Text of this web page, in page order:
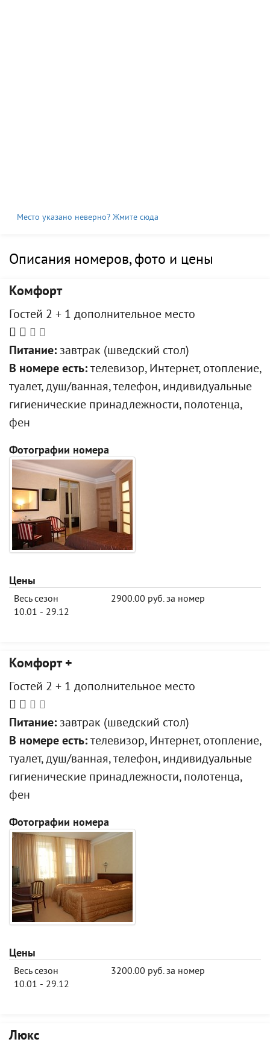
Место указано неверно? Жмите сюда
Описания номеров, фото и цены
Комфорт
Гостей 2 + 1 дополнительное место
Питание: завтрак (шведский стол)
В номере есть: телевизор, Интернет, отопление,
туалет, душ/ванная, телефон, индивидуальные
гигиенические принадлежности, полотенца,
фен
Фотографии номера
Цены
Весь сезон
10.01 - 29.12
2900.00 руб. за номер
Комфорт +
Гостей 2 + 1 дополнительное место
Питание: завтрак (шведский стол)
В номере есть: телевизор, Интернет, отопление,
туалет, душ/ванная, телефон, индивидуальные
гигиенические принадлежности, полотенца,
фен
Фотографии номера
Цены
Весь сезон
10.01 - 29.12
3200.00 руб. за номер
Люкс